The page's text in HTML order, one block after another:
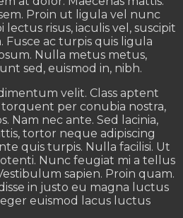
Proin ut ligula vel nunc
risus, iaculis vel, suscipit
Fusce ac turpis quis ligula
Nulla metus metus,
sed, euismod in, nibh.
velit. Class aptent
torquent per conubia nostra,
Nam nec ante. Sed lacinia,
tortor neque adipiscing
quis turpis. Nulla facilisi. Ut
Nunc feugiat mi a tellus
sapien. Proin quam.
in justo eu magna luctus
euismod lacus luctus